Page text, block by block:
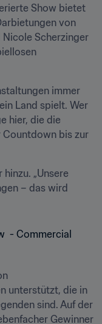
Show bietet
von
Scherzinger
immer
Land spielt. Wer
hier, die die
Countdown bis zur
hinzu. „Unsere
– das wird
unterstützt, die in
sind. Auf der
Gewinner